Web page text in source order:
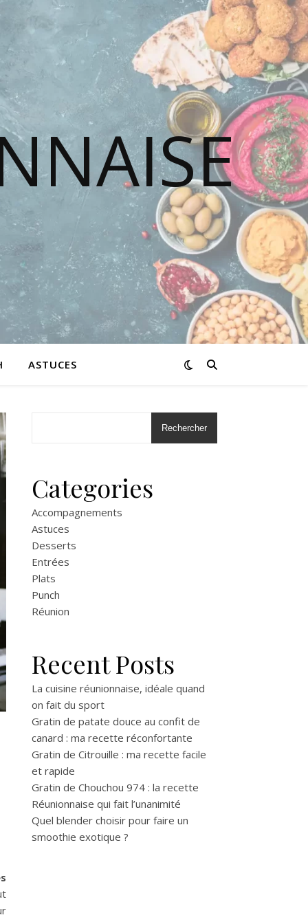
ASTUCES
Rechercher
Categories
Accompagnements
Astuces
Desserts
Entrées
Plats
Punch
Réunion
Recent Posts
La cuisine réunionnaise, idéale quand
on fait du sport
Gratin de patate douce au confit de
canard : ma recette réconfortante
Gratin de Citrouille : ma recette facile
et rapide
Gratin de Chouchou 974 : la recette
Réunionnaise qui fait l’unanimité
Quel blender choisir pour faire un
smoothie exotique ?